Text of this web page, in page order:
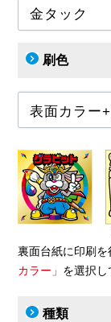
刷色
裏面台紙に印刷を
カラー」 を選択し
種類